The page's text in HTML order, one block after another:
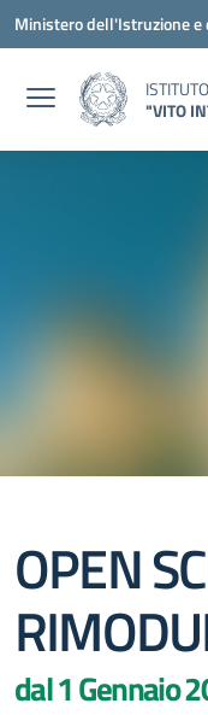
Vai ai contenuti
Vai al menu di navigazione
Vai al footer
Ministero dell'Istruzione e
"VITO
OPEN
dal 1 Gennaio